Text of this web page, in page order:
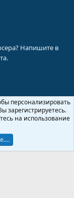
Напишите в
Ltd.
персонализировать
зарегистрируетесь.
на использование